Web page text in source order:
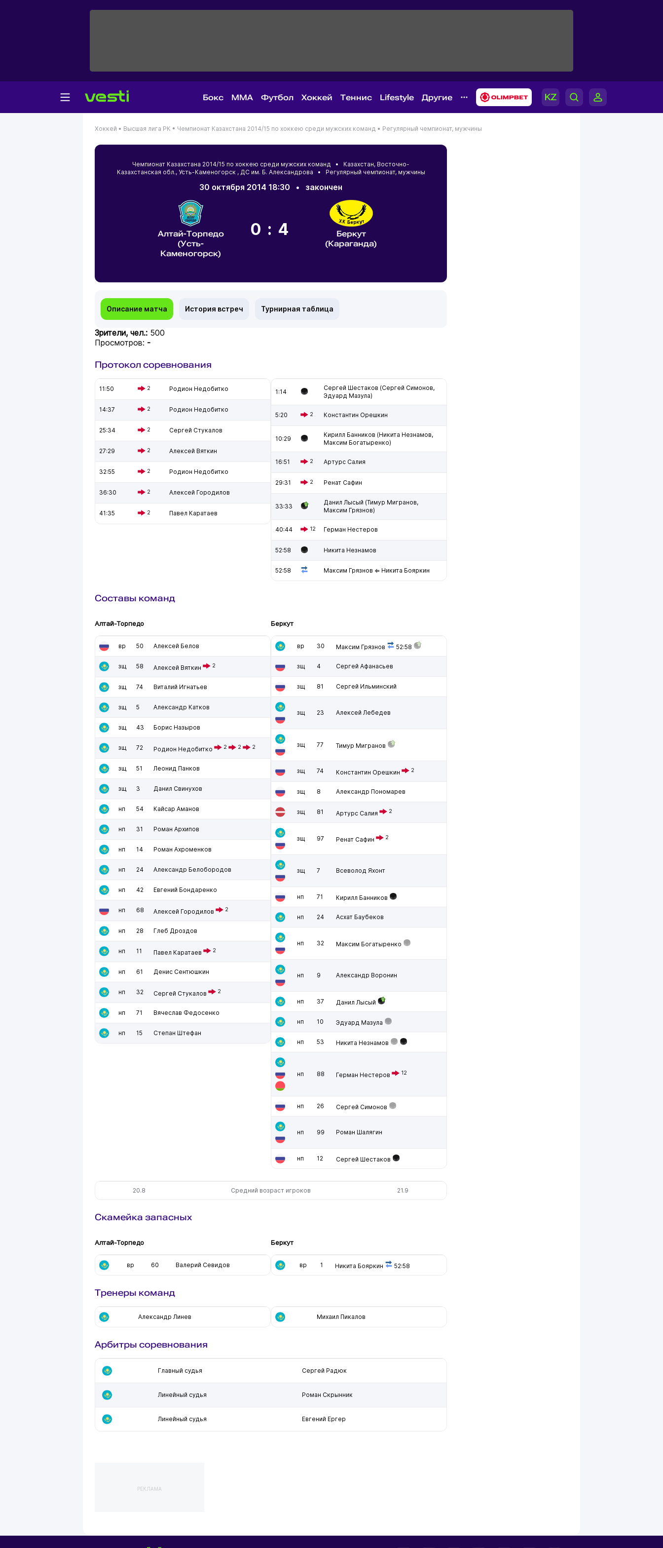
Бокс MMA Футбол Хоккей Теннис Lifestyle Другие
Хоккей • Высшая лига РК • Чемпионат Казахстана 2014/15 по хоккею среди мужских команд • Регулярный чемпионат, мужчины
Чемпионат Казахстана 2014/15 по хоккею среди мужских команд • Казахстан, Восточно-
Казахстанская обл., Усть-Каменогорск , ДС им. Б. Александрова • Регулярный чемпионат, мужчины
30 октября 2014 18:30 • закончен
Алтай-Торпедо
(Усть-
Каменогорск)
0:4
Беркут
(Караганда)
Описание матча История встреч Турнирная таблица
Зрители, чел.: 500
Просмотров: -
Протокол соревнования
11:50 2 Родион Недобитко
14:37 2 Родион Недобитко
25:34 2 Сергей Стукалов
27:29 2 Алексей Вяткин
32:55 2 Родион Недобитко
36:30 2 Алексей Городилов
41:35 2 Павел Каратаев
1:14
Сергей Шестаков (Сергей Симонов,
Эдуард Мазула)
5:20 2 Константин Орешкин
10:29
Кирилл Банников (Никита Незнамов,
Максим Богатыренко)
16:51 2 Артурс Салия
29:31 2 Ренат Сафин
33:33
Данил Лысый (Тимур Мигранов,
Максим Грязнов)
40:44 12 Герман Нестеров
52:58 Никита Незнамов
52:58 Максим Грязнов ⇐ Никита Бояркин
Составы команд
Алтай-Торпедо
вр 50 Алексей Белов
зщ 58 Алексей Вяткин 2
зщ 74 Виталий Игнатьев
зщ 5 Александр Катков
зщ 43 Борис Назыров
зщ 72 Родион Недобитко 2 2 2
зщ 51 Леонид Панков
зщ 3 Данил Свинухов
нп 54 Кайсар Аманов
нп 31 Роман Архипов
нп 14 Роман Ахроменков
нп 24 Александр Белобородов
нп 42 Евгений Бондаренко
нп 68 Алексей Городилов 2
нп 28 Глеб Дроздов
нп 11 Павел Каратаев 2
нп 61 Денис Сентюшкин
нп 32 Сергей Стукалов 2
нп 71 Вячеслав Федосенко
нп 15 Степан Штефан
Беркут
вр 30 Максим Грязнов 52:58
зщ 4 Сергей Афанасьев
зщ 81 Сергей Ильминский
зщ 23 Алексей Лебедев
зщ 77 Тимур Мигранов
зщ 74 Константин Орешкин 2
зщ 8 Александр Пономарев
зщ 81 Артурс Салия 2
зщ 97 Ренат Сафин 2
зщ 7 Всеволод Яхонт
нп 71 Кирилл Банников
нп 24 Асхат Баубеков
нп 32 Максим Богатыренко
нп 9 Александр Воронин
нп 37 Данил Лысый
нп 10 Эдуард Мазула
нп 53 Никита Незнамов
нп 88 Герман Нестеров 12
нп 26 Сергей Симонов
нп 99 Роман Шалягин
нп 12 Сергей Шестаков
20.8 Средний возраст игроков 21.9
Скамейка запасных
Алтай-Торпедо
вр 60 Валерий Севидов
Беркут
вр 1 Никита Бояркин 52:58
Тренеры команд
Александр Линев Михаил Пикалов
Арбитры соревнования
Главный судья Сергей Радюк
Линейный судья Роман Скрынник
Линейный судья Евгений Ергер
РЕКЛАМА